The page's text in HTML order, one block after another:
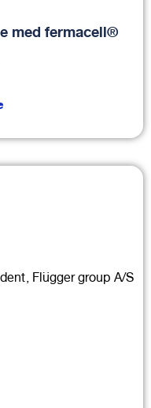
med fermacell®